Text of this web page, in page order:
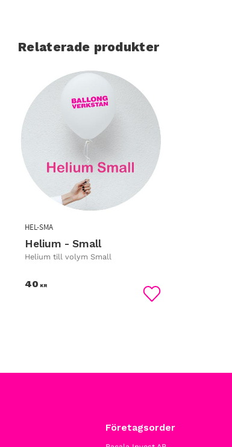
Relaterade produkter
Helium - Small
Helium till volym Small
HEL-SMA
40 KR
Lägg till i favoriter
Företagsorder